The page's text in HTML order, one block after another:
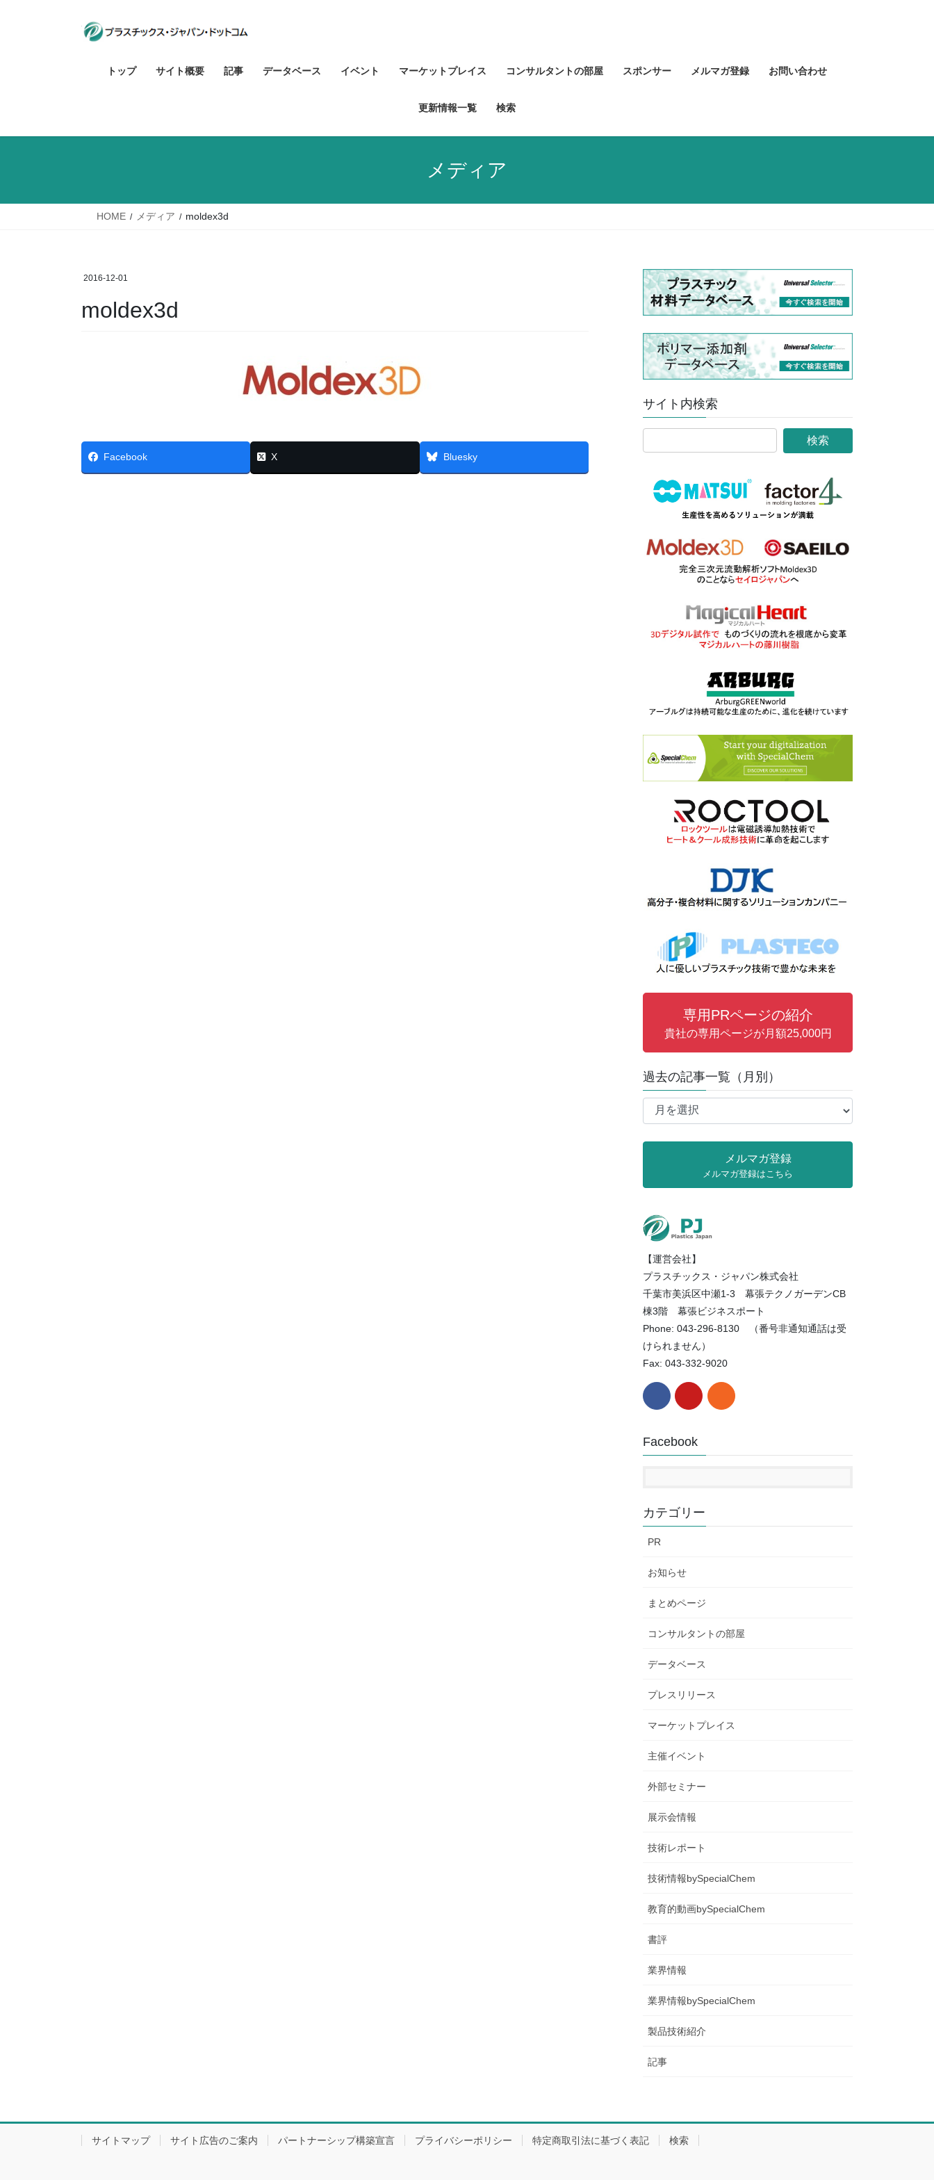
トップ サイト概要 記事 データベース イベント マーケットプレイス コンサルタントの部屋 スポンサー メルマガ登録 お問い合わせ
更新情報一覧 検索
メディア
HOME メディア moldex3d
2016-12-01
moldex3d
Facebook X Bluesky
サイト内検索
専用PRページの紹介
貴社の専用ページが月額25,000円
過去の記事一覧（月別）
過
（月
別）
メルマガ登録
メルマガ登録はこちら
【運営会社】
プラスチックス・ジャパン株式会社
千葉市美浜区中瀬1-3 幕張テクノガーデンCB
棟3階 幕張ビジネスポート
Phone: 043-296-8130 （番号非通知通話は受
けられません）
Fax: 043-332-9020
Facebook
カテゴリー
PR
お知らせ
まとめページ
コンサルタントの部屋
データベース
プレスリリース
マーケットプレイス
主催イベント
外部セミナー
展示会情報
技術レポート
技術情報bySpecialChem
教育的動画bySpecialChem
書評
業界情報
業界情報bySpecialChem
製品技術紹介
記事
サイトマップ サイト広告のご案内 パートナーシップ構築宣言 プライバシーポリシー 特定商取引法に基づく表記 検索